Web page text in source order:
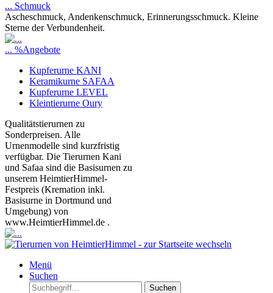
... Schmuck
Ascheschmuck, Andenkenschmuck, Erinnerungsschmuck. Kleine
Sterne der Verbundenheit.
... %Angebote
Kupferurne KANI
Keramikurne SAFAA
Kupferurne LEVEL
Kleintierurne Oury
Qualitätstierurnen zu
Sonderpreisen. Alle
Urnenmodelle sind kurzfristig
verfügbar. Die Tierurnen Kani
und Safaa sind die Basisurnen zu
unserem HeimtierHimmel-
Festpreis (Kremation inkl.
Basisurne in Dortmund und
Umgebung) von
www.HeimtierHimmel.de .
Menü
Suchen
Suchen